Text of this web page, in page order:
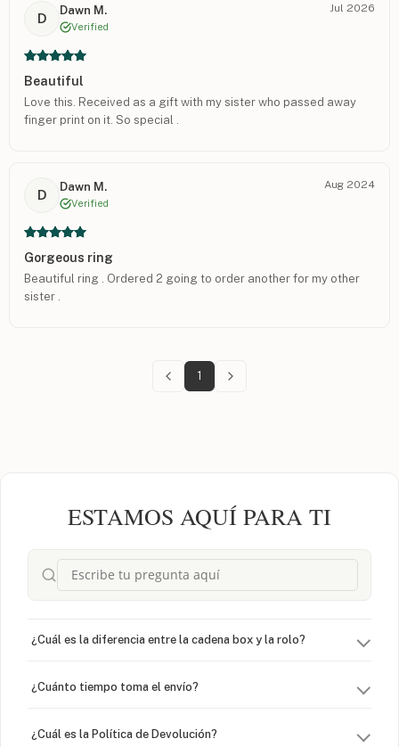
D
Dawn M.
Verified
Jul 2026
Beautiful
Love this. Received as a gift with my sister who passed away
finger print on it. So special .
D
Dawn M.
Verified
Aug 2024
Gorgeous ring
Beautiful ring . Ordered 2 going to order another for my other
sister .
1
ESTAMOS AQUÍ PARA TI
¿Cuál es la diferencia entre la cadena box y la rolo?
¿Cuánto tiempo toma el envío?
¿Cuál es la Política de Devolución?